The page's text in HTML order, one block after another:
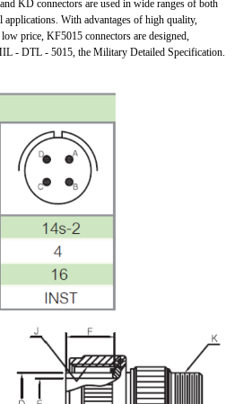
KD connectors are used in wide ranges of both
With advantages of high quality,
price, KF5015 connectors are designed,
- DTL - 5015, the Military Detailed Specification.